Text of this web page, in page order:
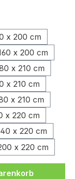
x 200 cm
x 200 cm
x 210 cm
x 210 cm
x 210 cm
x 220 cm
x 220 cm
x 220 cm